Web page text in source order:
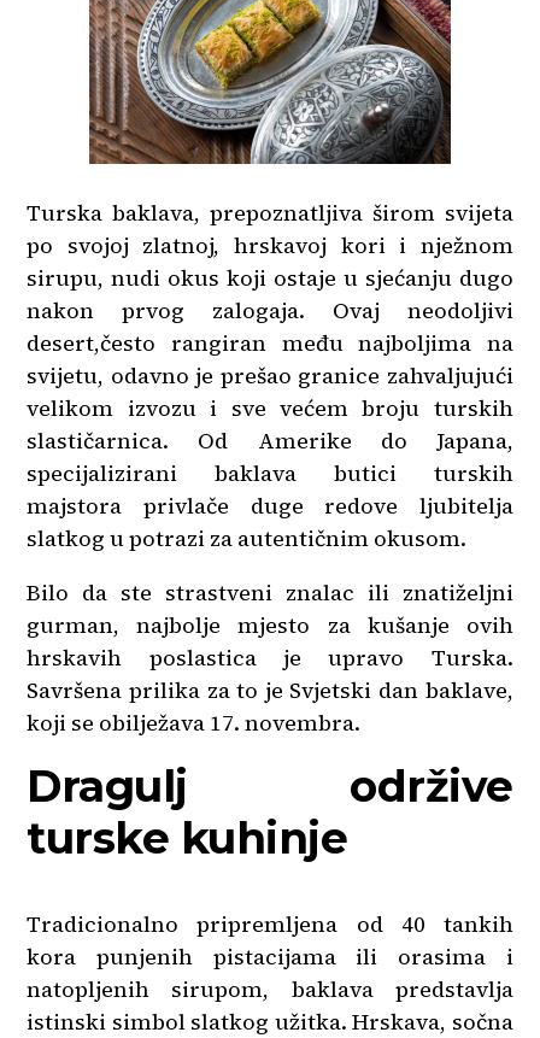
Turska baklava, prepoznatljiva širom svijeta
po svojoj zlatnoj, hrskavoj kori i nježnom
sirupu, nudi okus koji ostaje u sjećanju dugo
nakon prvog zalogaja. Ovaj neodoljivi
desert,često rangiran među najboljima na
svijetu, odavno je prešao granice zahvaljujući
velikom izvozu i sve većem broju turskih
slastičarnica. Od Amerike do Japana,
specijalizirani baklava butici turskih
majstora privlače duge redove ljubitelja
slatkog u potrazi za autentičnim okusom.
Bilo da ste strastveni znalac ili znatiželjni
gurman, najbolje mjesto za kušanje ovih
hrskavih poslastica je upravo Turska.
Savršena prilika za to je Svjetski dan baklave,
koji se obilježava 17. novembra.
Dragulj održive
turske kuhinje
Tradicionalno pripremljena od 40 tankih
kora punjenih pistacijama ili orasima i
natopljenih sirupom, baklava predstavlja
istinski simbol slatkog užitka. Hrskava, sočna